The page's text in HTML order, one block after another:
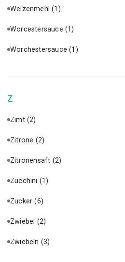
Weizenmehl(1)
Worcestersauce (1)
Worchestersauce(1)
Z
Zimt (2)
Zitrone (2)
Zitronensaft (2)
Zucchini (1)
Zucker(6)
Zwiebel (2)
Zwiebeln (3)